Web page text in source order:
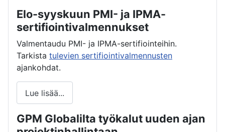
Elo-syyskuun PMI- ja IPMA-
sertifiointivalmennukset
Valmentaudu PMI- ja IPMA-sertifiointeihin.
Tarkista tulevien sertifiointivalmennusten
ajankohdat.
Lue lisää...
GPM Globalilta työkalut uuden ajan